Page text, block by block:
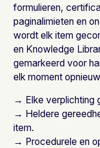
formulieren,
paginalimieten en
wordt elk item
en Knowledge
gemarkeerd voor
elk moment
→ Elke verplichting
→ Heldere
item.
→ Procedurele en